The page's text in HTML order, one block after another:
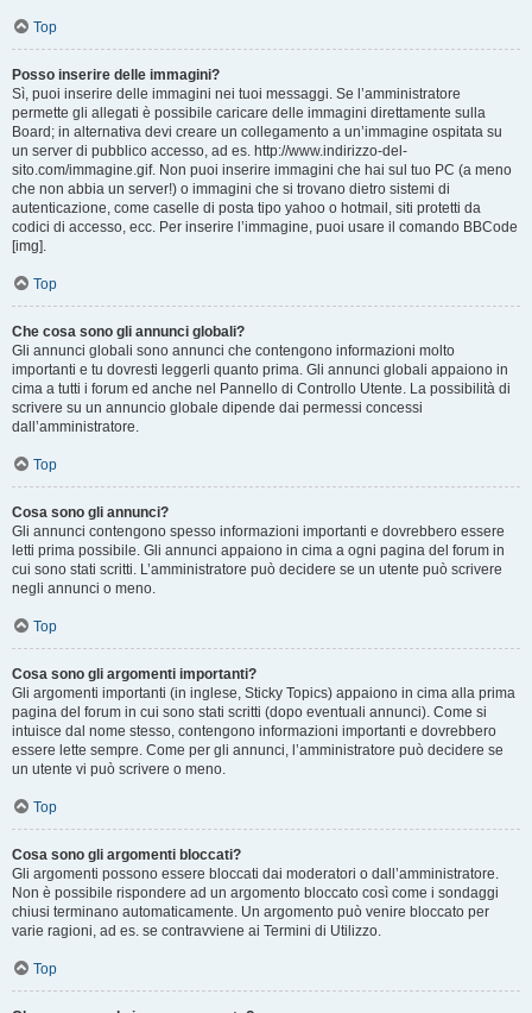
Top
Posso inserire delle immagini?
Sì, puoi inserire delle immagini nei tuoi messaggi. Se l’amministratore
permette gli allegati è possibile caricare delle immagini direttamente sulla
Board; in alternativa devi creare un collegamento a un’immagine ospitata su
un server di pubblico accesso, ad es. http://www.indirizzo-del-
sito.com/immagine.gif. Non puoi inserire immagini che hai sul tuo PC (a meno
che non abbia un server!) o immagini che si trovano dietro sistemi di
autenticazione, come caselle di posta tipo yahoo o hotmail, siti protetti da
codici di accesso, ecc. Per inserire l’immagine, puoi usare il comando BBCode
[img].
Top
Che cosa sono gli annunci globali?
Gli annunci globali sono annunci che contengono informazioni molto
importanti e tu dovresti leggerli quanto prima. Gli annunci globali appaiono in
cima a tutti i forum ed anche nel Pannello di Controllo Utente. La possibilità di
scrivere su un annuncio globale dipende dai permessi concessi
dall’amministratore.
Top
Cosa sono gli annunci?
Gli annunci contengono spesso informazioni importanti e dovrebbero essere
letti prima possibile. Gli annunci appaiono in cima a ogni pagina del forum in
cui sono stati scritti. L’amministratore può decidere se un utente può scrivere
negli annunci o meno.
Top
Cosa sono gli argomenti importanti?
Gli argomenti importanti (in inglese, Sticky Topics) appaiono in cima alla prima
pagina del forum in cui sono stati scritti (dopo eventuali annunci). Come si
intuisce dal nome stesso, contengono informazioni importanti e dovrebbero
essere lette sempre. Come per gli annunci, l’amministratore può decidere se
un utente vi può scrivere o meno.
Top
Cosa sono gli argomenti bloccati?
Gli argomenti possono essere bloccati dai moderatori o dall’amministratore.
Non è possibile rispondere ad un argomento bloccato così come i sondaggi
chiusi terminano automaticamente. Un argomento può venire bloccato per
varie ragioni, ad es. se contravviene ai Termini di Utilizzo.
Top